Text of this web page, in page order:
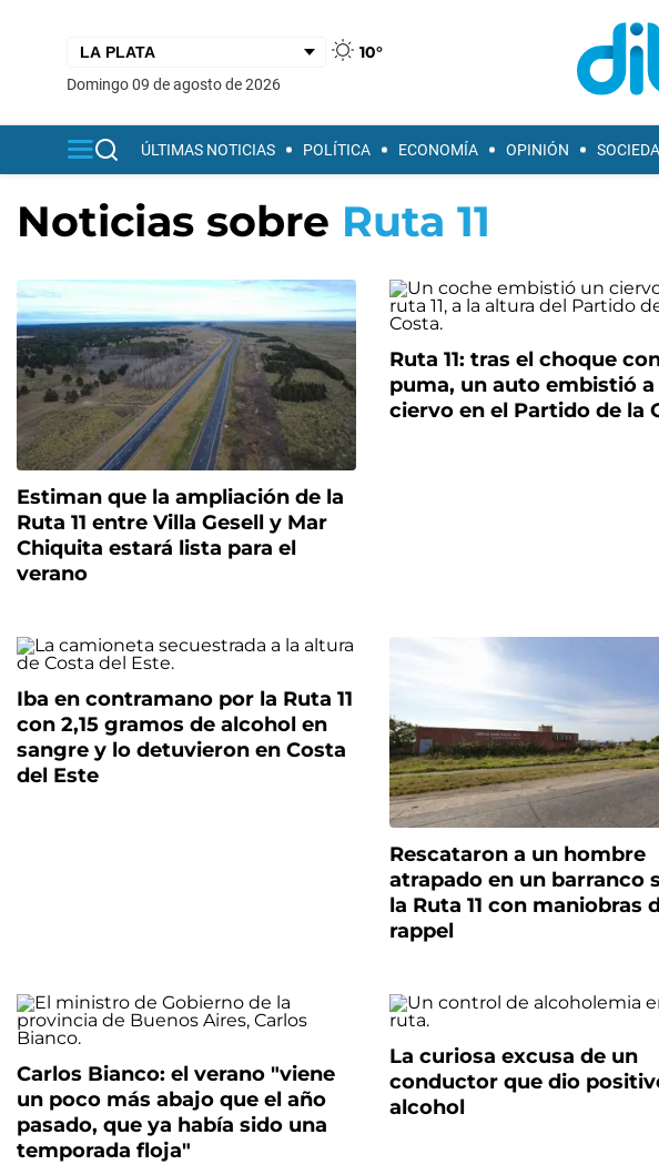
10°
domingo 09 de agosto de 2026
ÚLTIMAS NOTICIAS POLÍTICA ECONOMÍA OPINIÓN
Noticias sobre Ruta 11
Estiman que la ampliación de la
Ruta 11 entre Villa Gesell y Mar
Chiquita estará lista para el
verano
Ruta 11: tras el choque
puma, un auto embistió a
ciervo en el Partido de la
Iba en contramano por la Ruta 11
con 2,15 gramos de alcohol en
sangre y lo detuvieron en Costa
del Este
Rescataron a un hombre
atrapado en un barranco
la Ruta 11 con maniobras
rappel
Carlos Bianco: el verano "viene
un poco más abajo que el año
pasado, que ya había sido una
temporada floja"
La curiosa excusa de un
conductor que dio
alcohol